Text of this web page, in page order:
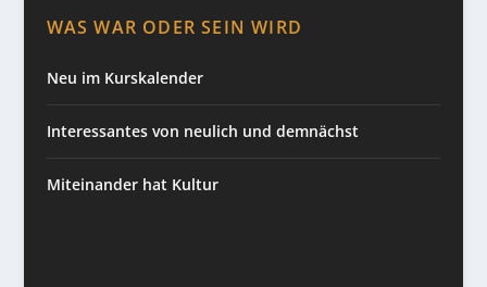
WAS WAR ODER SEIN WIRD
Neu im Kurskalender
Interessantes von neulich und demnächst
Miteinander hat Kultur